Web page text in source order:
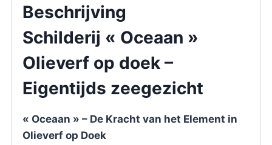
David
aantal
Beschrijving
Schilderij « Oceaan »
Olieverf op doek –
Eigentijds zeegezicht
« Oceaan » – De Kracht van het Element in
Olieverf op Doek